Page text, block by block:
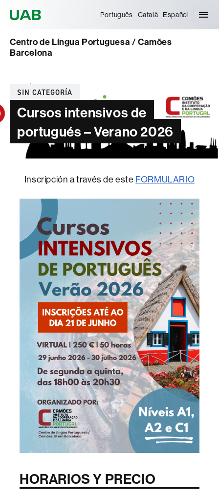
Português Català Español
Centro de Língua Portuguesa / Camões
Barcelona
Categorías
SIN CATEGORÍA
Cursos intensivos de
portugués – Verano 2026
Inscripción a través de este FORMULARIO
HORARIOS Y PRECIO